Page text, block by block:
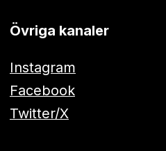
Övriga kanaler
Instagram
Facebook
Twitter/X